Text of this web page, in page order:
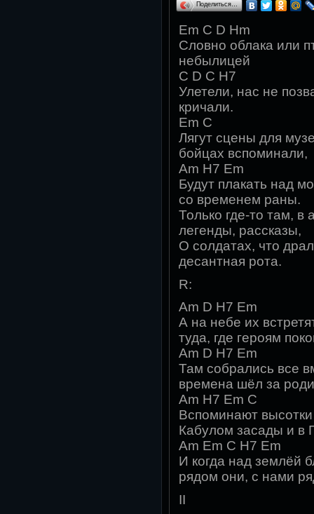
Поделиться…
Em C D Hm
Словно облака или
небылицей
C D C H7
Улетели, нас не
кричали.
Em C
Лягут сцены для
бойцах вспоминали,
Am H7 Em
Будут плакать над
со временем раны.
Только где-то там, в
легенды, рассказы,
О солдатах, что
десантная рота.
R:
Am D H7 Em
А на небе их
туда, где героям
Am D H7 Em
Там собрались все
времена шёл за
Am H7 Em C
Вспоминают
Кабулом засады и в
Am Em C H7 Em
И когда над землёй
рядом они, с нами
II